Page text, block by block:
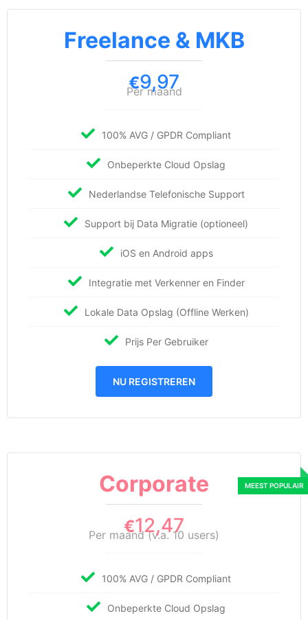
Freelance & MKB
€9,97
Per maand
100% AVG / GPDR Compliant
Onbeperkte Cloud Opslag
Nederlandse Telefonische Support
Support bij Data Migratie (optioneel)
iOS en Android apps
Integratie met Verkenner en Finder
Lokale Data Opslag (Offline Werken)
Prijs Per Gebruiker
NU REGISTREREN
Corporate
€12,47
Per maand (v.a. 10 users)
100% AVG / GPDR Compliant
Onbeperkte Cloud Opslag